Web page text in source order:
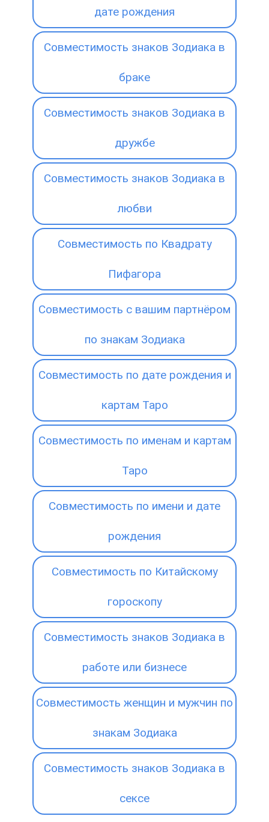
дате рождения
Совместимость знаков Зодиака в
браке
Совместимость знаков Зодиака в
дружбе
Совместимость знаков Зодиака в
любви
Совместимость по Квадрату
Пифагора
Совместимость с вашим партнёром
по знакам Зодиака
Совместимость по дате рождения и
картам Таро
Совместимость по именам и картам
Таро
Совместимость по имени и дате
рождения
Совместимость по Китайскому
гороскопу
Совместимость знаков Зодиака в
работе или бизнесе
Совместимость женщин и мужчин по
знакам Зодиака
Совместимость знаков Зодиака в
сексе